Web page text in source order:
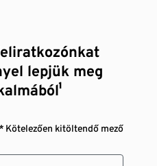
lepjük meg
* Kötelezően kitöltendő mező